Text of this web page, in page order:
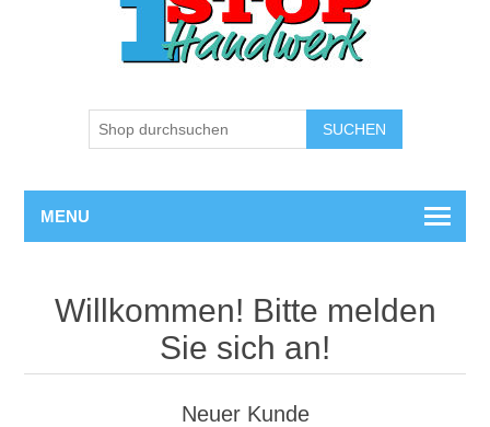
MENU
Willkommen! Bitte melden
Sie sich an!
Neuer Kunde